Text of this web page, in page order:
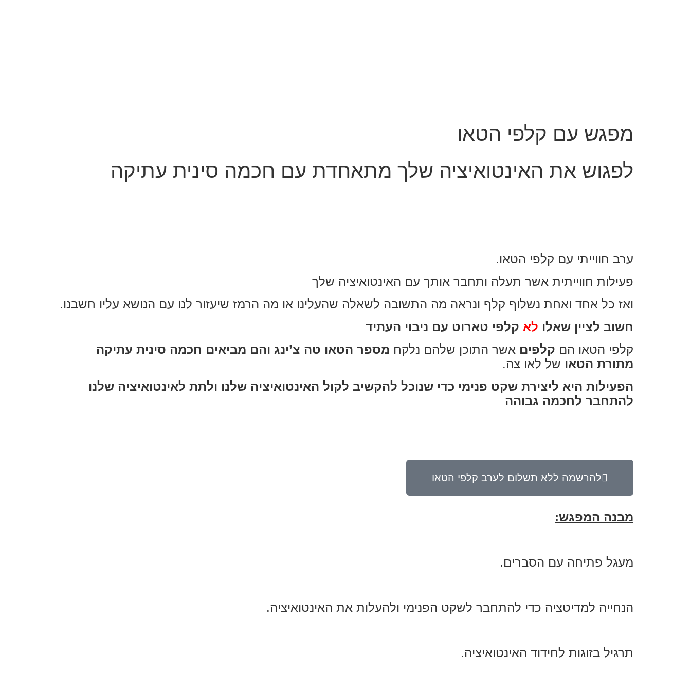
מפגש עם קלפי הטאו
לפגוש את האינטואיציה שלך מתאחדת עם חכמה סינית עתיקה
ערב חווייתי עם קלפי הטאו.
פעילות חווייתית אשר תעלה ותחבר אותך עם האינטואיציה שלך
ואז כל אחד ואחת נשלוף קלף ונראה מה התשובה לשאלה שהעלינו או מה הרמז שיעזור לנו עם הנושא עליו חשבנו.
חשוב לציין שאלו לא קלפי טארוט עם ניבוי העתיד
קלפי הטאו הם קלפים אשר התוכן שלהם נלקח מספר הטאו טה צ’ינג והם מביאים חכמה סינית עתיקה
מתורת הטאו של לאו צה.
הפעילות היא ליצירת שקט פנימי כדי שנוכל להקשיב לקול האינטואיציה שלנו ולתת לאינטואיציה שלנו
להתחבר לחכמה גבוהה
להרשמה ללא תשלום לערב קלפי הטאו
מבנה המפגש:
מעגל פתיחה עם הסברים.
הנחייה למדיטציה כדי להתחבר לשקט הפנימי ולהעלות את האינטואיציה.
תרגיל בזוגות לחידוד האינטואיציה.